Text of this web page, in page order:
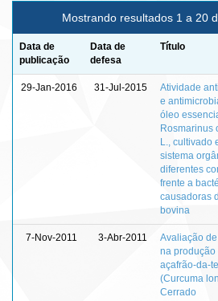
Mostrando resultados 1 a 20
Data de
publicação
Data de
defesa
Título
29-Jan-2016 31-Jul-2015
Atividade
e
óleo
Rosmarinus
L., cultivado
sistema
diferentes
frente a
causadoras
bovina
7-Nov-2011 3-Abr-2011
Avaliação
na produção
açafrão-da-
(Curcuma
Cerrado